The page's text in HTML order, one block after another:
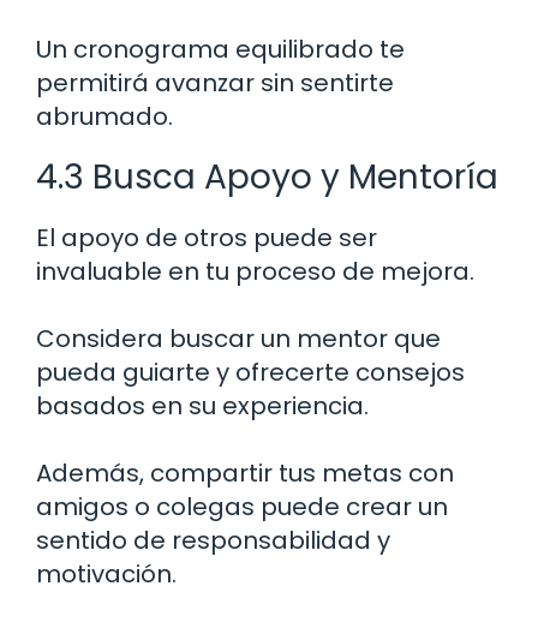
Un cronograma equilibrado te
permitirá avanzar sin sentirte
abrumado.
4.3 Busca Apoyo y Mentoría
El apoyo de otros puede ser
invaluable en tu proceso de mejora.
Considera buscar un mentor que
pueda guiarte y ofrecerte consejos
basados en su experiencia.
Además, compartir tus metas con
amigos o colegas puede crear un
sentido de responsabilidad y
motivación.